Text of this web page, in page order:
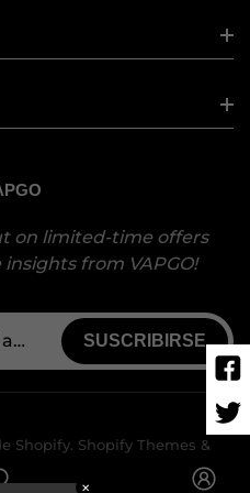
on limited-time offers
from VAPGO!
SUSCRIBIRSE
Shopify. Shopify Themes &
✕